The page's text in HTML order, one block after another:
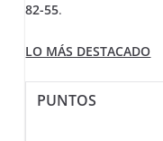
82-55.
LO MÁS DESTACADO
PUNTOS